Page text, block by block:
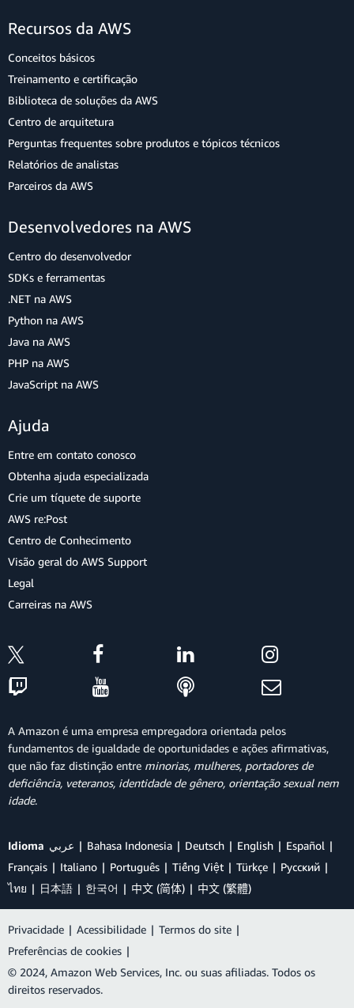
Recursos da AWS
Conceitos básicos
Treinamento e certificação
Biblioteca de soluções da AWS
Centro de arquitetura
Perguntas frequentes sobre produtos e tópicos técnicos
Relatórios de analistas
Parceiros da AWS
Desenvolvedores na AWS
Centro do desenvolvedor
SDKs e ferramentas
.NET na AWS
Python na AWS
Java na AWS
PHP na AWS
JavaScript na AWS
Ajuda
Entre em contato conosco
Obtenha ajuda especializada
Crie um tíquete de suporte
AWS re:Post
Centro de Conhecimento
Visão geral do AWS Support
Legal
Carreiras na AWS
A Amazon é uma empresa empregadora orientada pelos
fundamentos de igualdade de oportunidades e ações afirmativas,
que não faz distinção entre minorias, mulheres, portadores de
deficiência, veteranos, identidade de gênero, orientação sexual nem
idade.
Idioma عربي Bahasa Indonesia Deutsch English
Español
Français
Italiano Português Tiếng Việt Türkçe
Ρусский
ไทย
日本語 한국어 中文 (简体) 中文 (繁體)
Privacidade | Acessibilidade | Termos do site |
Preferências de cookies |
© 2024, Amazon Web Services, Inc. ou suas afiliadas. Todos os
direitos reservados.